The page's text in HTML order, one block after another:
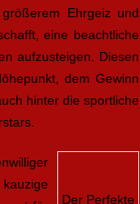
Ehrgeiz und
eine beachtliche
aufzusteigen. Diesen
dem Gewinn
hinter die sportliche
Der Perfekte